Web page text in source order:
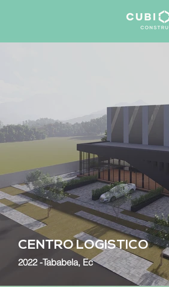
CENTRO LOGISTICO
2022 -Tababela, Ec